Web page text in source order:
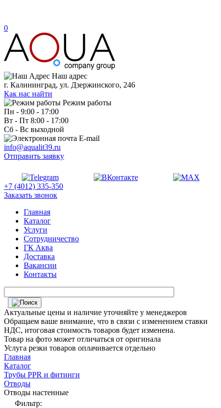
0
Наш адрес
г. Калининград, ул. Дзержинского, 246
Как нас найти
Режим работы
Пн - 9:00 - 17:00
Вт - Пт 8:00 - 17:00
Сб - Вс выходной
E-mail
info@aqualit39.ru
Отправить заявку
+7 (4012) 335-350
Заказать звонок
Главная
Каталог
Услуги
Сотрудничество
ГК Аква
Доставка
Вакансии
Контакты
Актуальные цены и наличие уточняйте у менеджеров
Обращаем ваше внимание, что в связи с изменением ставки
НДС, итоговая стоимость товаров будет изменена.
Товар на фото может отличаться от оригинала
Услуга резки товаров оплачивается отдельно
Главная
Каталог
Трубы PPR и фитинги
Отводы
Отводы настенные
Фильтр: